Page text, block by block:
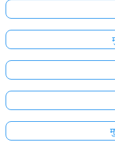
यहाँ
लॉग
इन